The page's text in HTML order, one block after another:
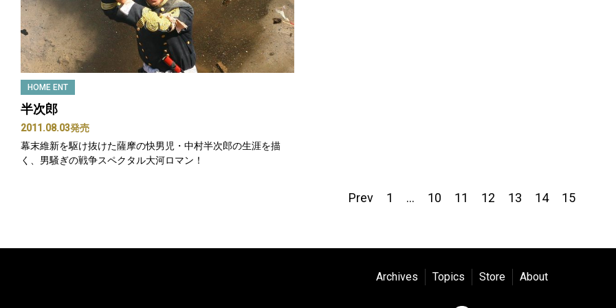
HOME ENT
半次郎
2011.08.03発売
幕末維新を駆け抜けた薩摩の快男児・中村半次郎の生涯を描
く、男騒ぎの戦争スペクタル大河ロマン！
Prev 1 … 10 11 12 13 14 15
Archives Topics Store About